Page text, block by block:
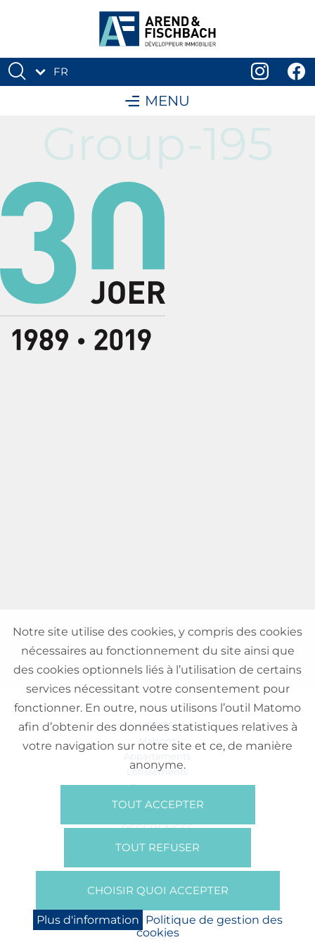
FR
MENU
Group-195
VENTE
Maisons
Appartements
Lotissements
Commerces
Bureaux
RÉFÉRENCES
SUR NOUS
Presse
BOOKING
NEWS
Notre site utilise des cookies, y compris des cookies
nécessaires au fonctionnement du site ainsi que
des cookies optionnels liés à l’utilisation de certains
services nécessitant votre consentement pour
fonctionner. En outre, nous utilisons l’outil Matomo
afin d’obtenir des données statistiques relatives à
votre navigation sur notre site et ce, de manière
anonyme.
TOUT ACCEPTER
TOUT REFUSER
CHOISIR QUOI ACCEPTER
Plus d'information Politique de gestion des
cookies